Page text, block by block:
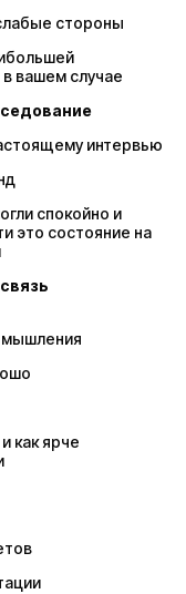
стороны
вашем случае
интервью
спокойно и
это состояние на
мышления
как ярче